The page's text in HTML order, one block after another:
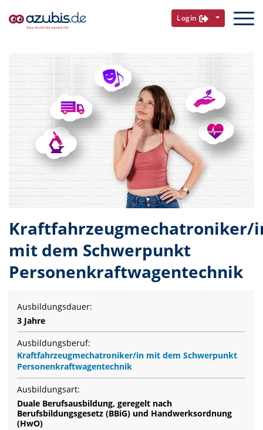
Login
Kraftfahrzeugmechatroniker/
mit dem Schwerpunkt
Personenkraftwagentechnik
Ausbildungsdauer:
3 Jahre
Ausbildungsberuf:
Kraftfahrzeugmechatroniker/in mit dem Schwerpunkt
Personenkraftwagentechnik
Ausbildungsart:
Duale Berufsausbildung, geregelt nach
Berufsbildungsgesetz (BBiG) und Handwerksordnung
(HwO)